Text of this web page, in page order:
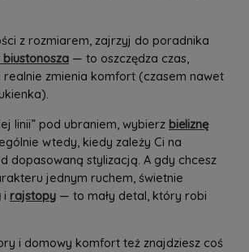
z rozmiarem, zajrzyj do poradnika
— to oszczędza czas,
realnie zmienia komfort (czasem nawet
linii” pod ubraniem, wybierz bieliznę
wtedy, kiedy zależy Ci na
dopasowaną stylizacją. A gdy chcesz
jednym ruchem, świetnie
i rajstopy— to mały detal, który robi
i domowy komfort też znajdziesz coś